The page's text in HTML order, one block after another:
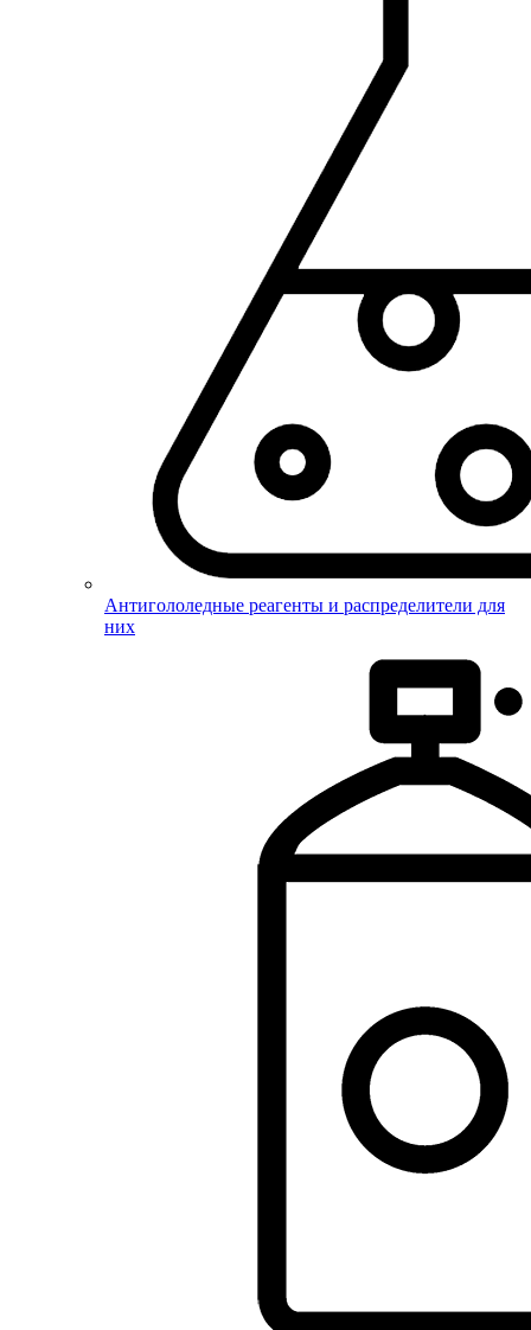
Антигололедные реагенты и распределители для
них